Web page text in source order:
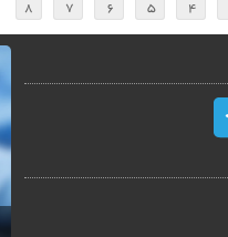
4
5
6
7
8